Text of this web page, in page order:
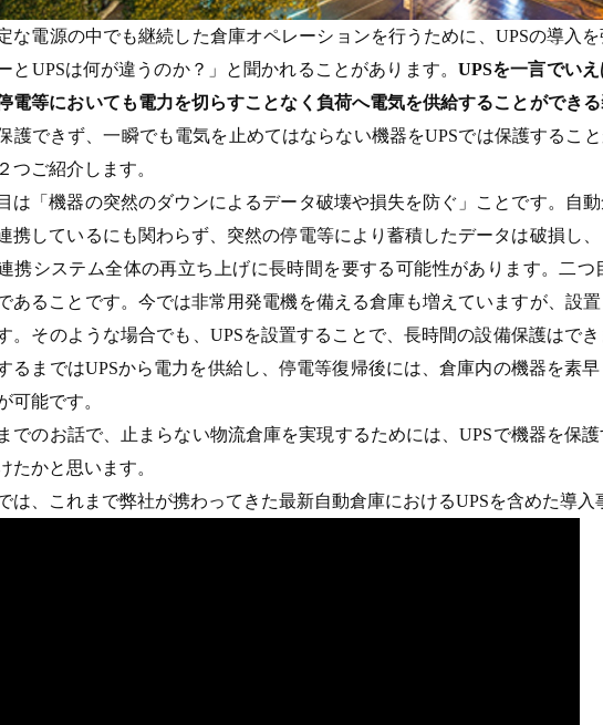
な電源の中でも継続した倉庫オペレーションを行うために、UPSの導入
とUPSは何が違うのか？」と聞かれることがあります。 UPSを一言でい
電等においても電力を切らすことなく負荷へ電気を供給することができ
護できず、一瞬でも電気を止めてはならない機器をUPSでは保護するこ
つご紹介します。
は「機器の突然のダウンによるデータ破壊や損失を防ぐ」ことです。自
携しているにも関わらず、突然の停電等により蓄積したデータは破損し
携システム全体の再立ち上げに長時間を要する可能性があります。二
あることです。今では非常用発電機を備える倉庫も増えていますが、設
。そのような場合でも、UPSを設置することで、長時間の設備保護はで
るまではUPSから電力を供給し、停電等復帰後には、倉庫内の機器を素
可能です。
でのお話で、止まらない物流倉庫を実現するためには、UPSで機器を保
たかと思います。
は、これまで弊社が携わってきた最新自動倉庫におけるUPSを含めた導入